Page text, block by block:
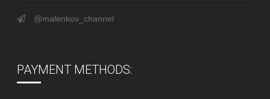
@malenkov_channel
PAYMENT METHODS: